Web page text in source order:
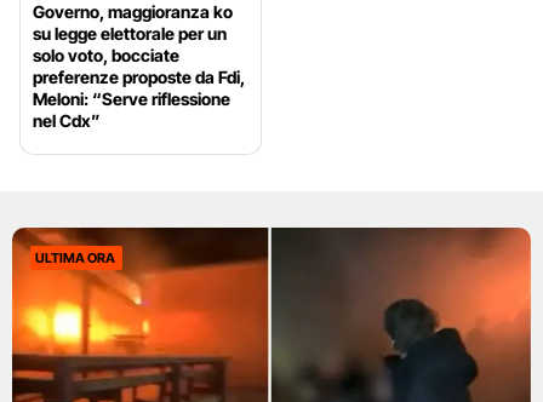
Governo, maggioranza ko
su legge elettorale per un
solo voto, bocciate
preferenze proposte da Fdi,
Meloni: “Serve riflessione
nel Cdx”
ULTIMA ORA